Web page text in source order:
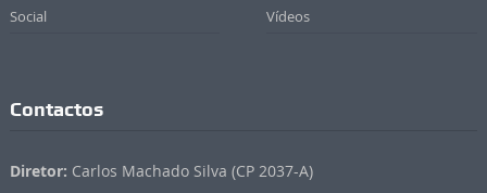
Social Vídeos
Contactos
Diretor: Carlos Machado Silva (CP 2037-A)